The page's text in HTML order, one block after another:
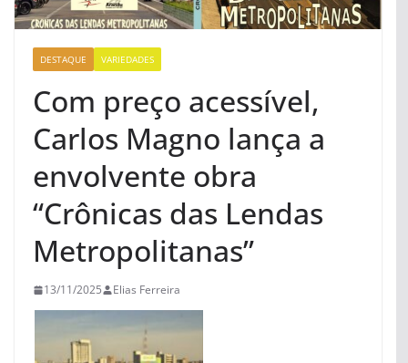
DESTAQUE VARIEDADES
Com preço acessível,
Carlos Magno lança a
envolvente obra
“Crônicas das Lendas
Metropolitanas”
13/11/2025 Elias Ferreira